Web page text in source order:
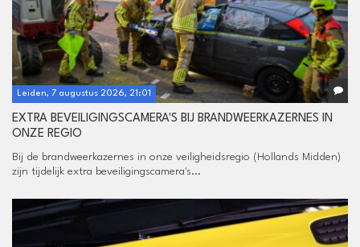
Leiden, 7 augustus 2026, 21:01
EXTRA BEVEILIGINGSCAMERA'S BIJ BRANDWEERKAZERNES IN
ONZE REGIO
Bij de brandweerkazernes in onze veiligheidsregio (Hollands Midden)
zijn tijdelijk extra beveiligingscamera's...